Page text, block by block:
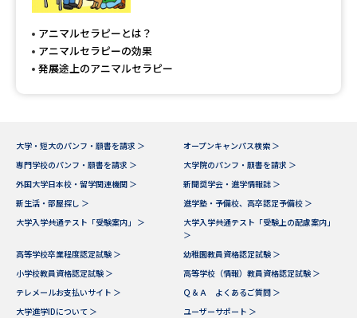
学問の教科書 夢ナビライブ
ユーザーサポート
Ｑ＆Ａ よくあるご質問 大学進学IDについて
資料の料金の
お支払いについて
受付内容・発送状況の確認
アニマルセラピーとは？
アニマルセラピーの効果
発展途上のアニマルセラピー
大学・短大のパンフ・願書を請求 ＞
オープンキャンパス検索 ＞
専門学校のパンフ・願書を請求 ＞
大学院のパンフ・願書を請求 ＞
外国大学日本校・留学関連機関 ＞
新聞奨学会・進学情報誌 ＞
新生活・部屋探し ＞
進学塾・予備校、高卒認定予備校 ＞
大学入学共通テスト「受験案内」 ＞
大学入学共通テスト「受験上の配慮案内」
＞
高等学校卒業程度認定試験 ＞
幼稚園教員資格認定試験 ＞
小学校教員資格認定試験 ＞
高等学校（情報）教員資格認定試験 ＞
テレメールお支払いサイト ＞
Ｑ＆Ａ よくあるご質問 ＞
大学進学IDについて ＞
ユーザーサポート ＞